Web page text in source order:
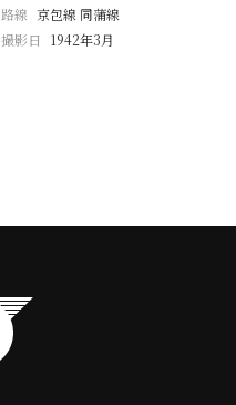
路線 京包線 同蒲線
撮影日
1942年3月